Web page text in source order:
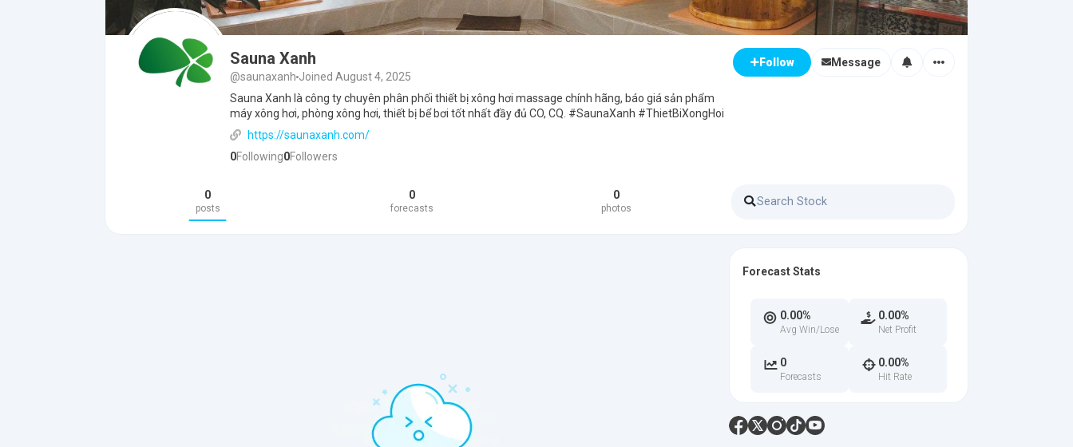
Sauna Xanh
@saunaxanh Joined August 4, 2025
Sauna Xanh là công ty chuyên phân phối thiết bị xông hơi massage chính hãng, báo giá sản phẩm
máy xông hơi, phòng xông hơi, thiết bị bể bơi tốt nhất đầy đủ CO, CQ. #SaunaXanh #ThietBiXongHoi
https://saunaxanh.com/
0Following0Followers
Follow Message
0
posts
0
forecasts
0
photos
Forecast Stats
0.00%
Avg Win/Lose
0.00%
Net Profit
0
Forecasts
0.00%
Hit Rate